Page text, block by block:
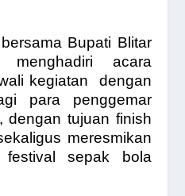
Bupati Blitar
menghadiri acara
kegiatan
dengan
para penggemar
dengan tujuan finish
meresmikan
festival sepak bola